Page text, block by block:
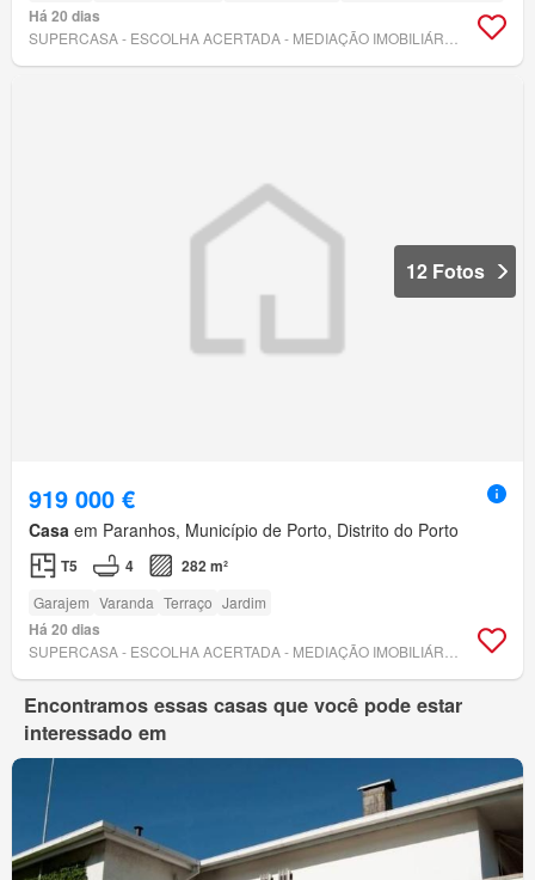
Há 20 dias
12 Fotos
919 000 €
Casa em Paranhos, Município de Porto, Distrito do Porto
T5 4 282 m²
Garajem Varanda Terraço Jardim
Há 20 dias
Encontramos essas casas que você pode estar
interessado em